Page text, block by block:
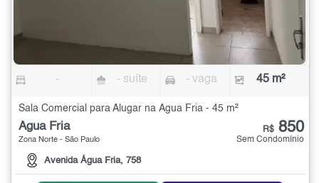
- - suíte - vaga 45 m²
Sala Comercial para Alugar na Água Fria - 45 m²
Água Fria
Zona Norte - São Paulo
Avenida Água Fria, 758
R$ 850
Sem Condomínio